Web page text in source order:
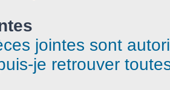
jointes sont
je retrouver